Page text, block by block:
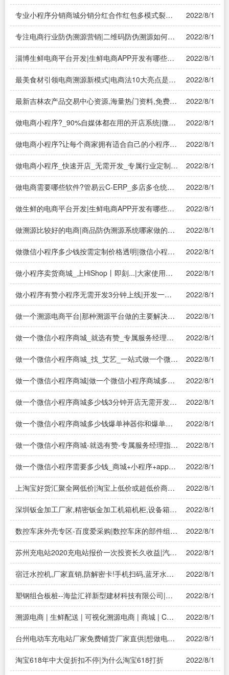
信小程序：做一个简单的商城小程序需要多少钱
专业小程序分销商城分销分红合作红包多模式裂变|
微信小程序如何实现小本投入和巨大的流量裂变
2022/8/1
专注电商行业防伪溯源营销|二维码防伪溯源如何品
牌营销？——溯源系统
2022/8/1
淄博生鲜电商平台开发|生鲜电商APP开发有哪些主
要功能——溯源系统
2022/8/1
最美食材引领电商溯源新模式|电商法10大亮点是哪
些？——溯源系统
2022/8/1
最新吉林农产品交易中心资源,海量热门资料,免费下
载!|农产品交易平台哪个最大
2022/8/1
做电商小程序?_90%自媒体都在用的开店系统|微商/
电商为什么要做小程序——溯源系统
2022/8/1
做电商小程序?让每个商家拥有适合自己的小程序|
做一个电商小程序得如何做？怎么选择？——溯源
系统
2022/8/1
做电商小程序_快速开店_无需开发_专属行业定制|
小程序开店怎么开？——溯源系统
2022/8/1
做电商需要哪些软件?管易云C-ERP_多店多仓统一
管理|电商erp软件有哪些？——溯源系统
2022/8/1
做生鲜的电商平台开发|生鲜电商APP开发有哪些主
要功能——溯源系统
2022/8/1
做溯源比较好的电商|商品防伪溯源系统哪家做的比
较好？——溯源系统
2022/8/1
做微信小程序多少钱按需定制价格透明|微信小程序
做一个需要多少钱？
2022/8/1
做小程序卖货商城_上HiShop丨即刻...|大家使用过
小程序嘛？一般小程序基本功能包含哪些？
2022/8/1
做小程序有赞小程序无需开发3分钟上线|开发一个
小程序需要多长时间？
2022/8/1
做一个溯源电商平台|那种溯源平台做的主要解决什
么问题？——溯源系统
2022/8/1
做一个微信小程序商城_就选有赞_专属服务经理一
对一指导|做一个微信小程序商城开发大概多少钱(多
少费用)？
2022/8/1
做一个微信小程序商城_找_艾艺_一站式做一个微信
小程..|想自己做个微信小程序，怎么弄？
2022/8/1
做一个微信小程序商城|做一个微信小程序商城多少
钱
2022/8/1
做一个微信小程序商城多少钱3分钟开店无需开发一
键开店|做一个小程序商城需要多少费用？
2022/8/1
做一个微信小程序商城多少钱爆单神器你和爆单之
间只差一个小程序|搭建一个小程序商城费用大概要
多少？
2022/8/1
做一个微信小程序商城-就选有赞-专属服务经理指
导|做一个微信小程序商城需要注意什么
2022/8/1
做一个微信小程序需要多少钱_商城+小程序+app开
发_按需定制|做一个小程序大概需要多少钱？
2022/8/1
上淘宝好货汇聚全网低价|淘宝上低价或超低价商品
可以买吗？他们是骗子吗?又如何行骗的？
2022/8/1
深圳钣金加工厂家,精密钣金加工机箱机柜,设备箱体
外壳|什么是精密钣金机箱加工，钣金精密加工，钣
金精密折弯
2022/8/1
数控车床外壳专区-百度爱采购|数控车床的部件组成
是什么？
2022/8/1
苏州充电站2020充电站报价一次投资长久收益|汽车
充电站投资多少钱
2022/8/1
宿迁水控机,厂家直销,防解密卡!手机扫码,蓝牙水控|
智能水控机怎么用手机使用？
2022/8/1
塑钢组合板桩--海盐汇祥新型建材科技有限公司|江
苏省有没有塑钢板桩？
2022/8/1
溯源电商 | 生鲜配送 | 可视化溯源电商 | 商城 | CRM
云平台——可视化溯源电商
2022/8/1
台州电动车充电站厂家免费铺货厂家直供|想做电动
车/电瓶车充电站代理，想找几个生产厂家对比一
下？
2022/8/1
淘宝618年中大促折扣不停|为什么淘宝618打折 2022/8/1